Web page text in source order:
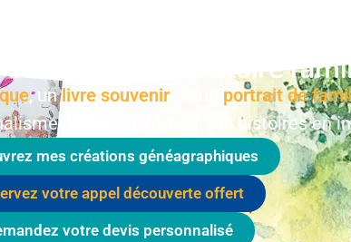
forme à votre histoire
, unlivre souvenirou un portrait de
pour transformer vos histoires en
mes créations généagraphiques
votre appel découverte offert
votre devis personnalisé